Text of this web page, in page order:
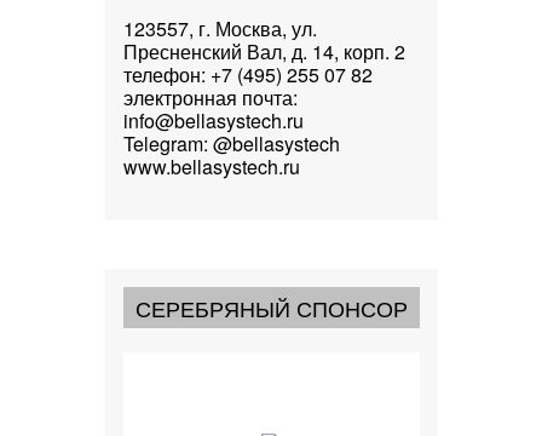
123557, г. Москва, ул.
Пресненский Вал, д. 14, корп. 2
телефон: +7 (495) 255 07 82
электронная почта:
info@bellasystech.ru
Telegram: @bellasystech
www.bellasystech.ru
СЕРЕБРЯНЫЙ СПОНСОР